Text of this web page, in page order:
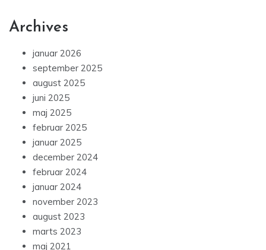
Archives
januar 2026
september 2025
august 2025
juni 2025
maj 2025
februar 2025
januar 2025
december 2024
februar 2024
januar 2024
november 2023
august 2023
marts 2023
maj 2021